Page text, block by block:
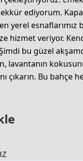
ediyorum.
yerel esnaflarımız
hizmet veriyor.
bu güzel
lavantanın
çıkarın. Bu bahçe